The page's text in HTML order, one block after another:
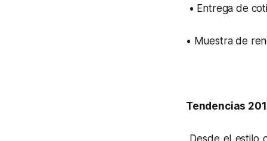
• Entrega de
• Muestra de
Tendencias
Desde el estilo